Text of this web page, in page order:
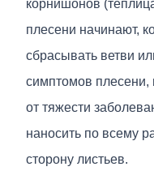
корнишонов
плесени начинают,
сбрасывать ветви
симптомов плесени,
от тяжести
наносить по всему
сторону листьев.